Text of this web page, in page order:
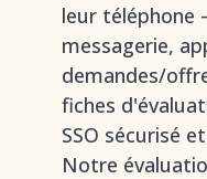
leur téléphone
messagerie,
demandes/
fiches
SSO sécurisé
Notre